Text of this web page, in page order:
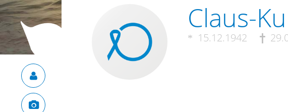
Claus-
15.12.1942